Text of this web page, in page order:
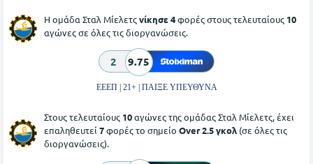
Η ομάδα Σταλ Μίελετςνίκησε 4φορές στους τελευταίους 10
αγώνες σε όλες τις διοργανώσεις.
2 9.75
ΕΕΕΠ | 21+ | ΠΑΙΞΕ ΥΠΕΥΘΥΝΑ
Στους τελευταίους 10αγώνες της ομάδας Σταλ Μίελετς, έχει
επαληθευτεί 7φορές το σημείο Over 2.5 γκολ (σε όλες τις
διοργανώσεις).